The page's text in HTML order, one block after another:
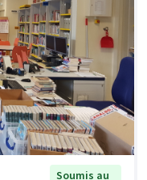
Soumis au